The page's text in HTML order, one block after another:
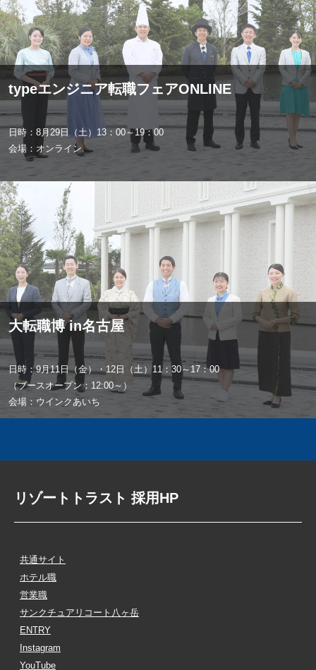
typeエンジニア転職フェアONLINE
日時：8月29日（土）13：00～19：00
会場：オンライン
大転職博 in名古屋
日時：9月11日（金）・12日（土）11：30～17：00
（ブースオープン：12:00～）
会場：ウインクあいち
リゾートトラスト 採用HP
共通サイト
ホテル職
営業職
サンクチュアリコート八ヶ岳
ENTRY
Instagram
YouTube